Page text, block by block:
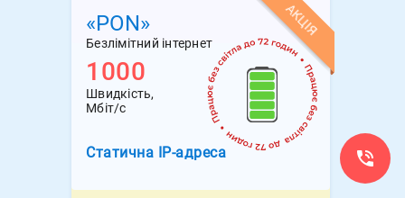
АКЦІЯ
«PON»
Безлімітний інтернет
1000
Швидкість,
Мбіт/с
Статична IP-адреса